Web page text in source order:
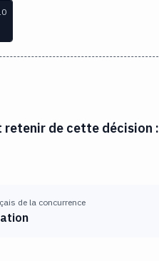
retenir de cette décision :
de la concurrence